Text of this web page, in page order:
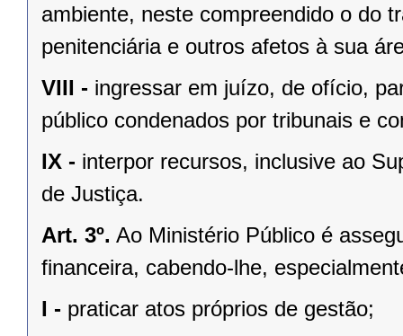
ambiente, neste compreendido o do
penitenciária e outros afetos à sua
VIII - ingressar em juízo, de ofício,
público condenados por tribunais e
IX - interpor recursos, inclusive ao
de Justiça.
Art. 3º. Ao Ministério Público é
financeira, cabendo-lhe,
I - praticar atos próprios de gestão;